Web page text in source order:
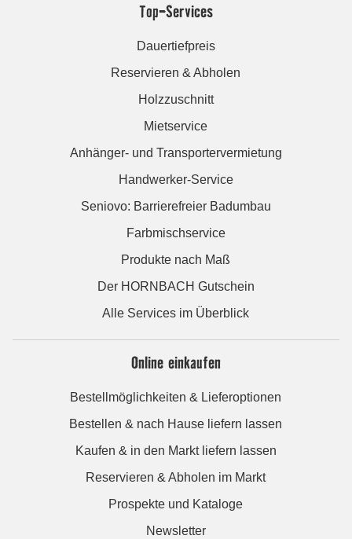
Top-Services
Dauertiefpreis
Reservieren & Abholen
Holzzuschnitt
Mietservice
Anhänger- und Transportervermietung
Handwerker-Service
Seniovo: Barrierefreier Badumbau
Farbmischservice
Produkte nach Maß
Der HORNBACH Gutschein
Alle Services im Überblick
Online einkaufen
Bestellmöglichkeiten & Lieferoptionen
Bestellen & nach Hause liefern lassen
Kaufen & in den Markt liefern lassen
Reservieren & Abholen im Markt
Prospekte und Kataloge
Newsletter